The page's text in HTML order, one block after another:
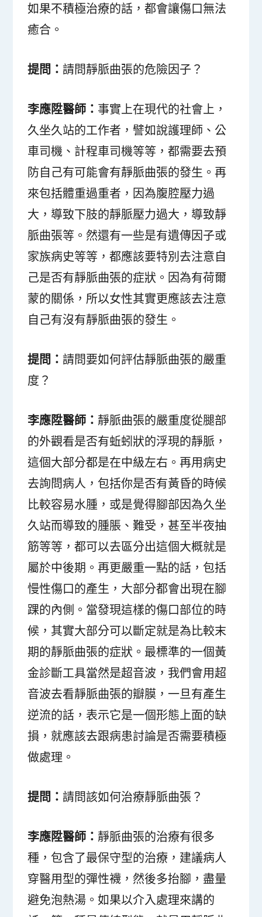
如果不積極治療的話，都會讓傷口無法
癒合。
提問：請問靜脈曲張的危險因子？
李應陞醫師： 事實上在現代的社會上，
久坐久站的工作者，譬如說護理師、公
車司機、計程車司機等等，都需要去預
防自己有可能會有靜脈曲張的發生。再
來包括體重過重者，因為腹腔壓力過
大，導致下肢的靜脈壓力過大，導致靜
脈曲張等。然還有一些是有遺傳因子或
家族病史等等，都應該要特別去注意自
己是否有靜脈曲張的症狀。因為有荷爾
蒙的關係，所以女性其實更應該去注意
自己有沒有靜脈曲張的發生。
提問：請問要如何評估靜脈曲張的嚴重
度？
李應陞醫師： 靜脈曲張的嚴重度從腿部
的外觀看是否有蚯蚓狀的浮現的靜脈，
這個大部分都是在中級左右。再用病史
去詢問病人，包括你是否有黃昏的時候
比較容易水腫，或是覺得腳部因為久坐
久站而導致的腫脹、難受，甚至半夜抽
筋等等，都可以去區分出這個大概就是
屬於中後期。再更嚴重一點的話，包括
慢性傷口的產生，大部分都會出現在腳
踝的內側。當發現這樣的傷口部位的時
候，其實大部分可以斷定就是為比較末
期的靜脈曲張的症狀。最標準的一個黃
金診斷工具當然是超音波，我們會用超
音波去看靜脈曲張的瓣膜，一旦有產生
逆流的話，表示它是一個形態上面的缺
損，就應該去跟病患討論是否需要積極
做處理。
提問：請問該如何治療靜脈曲張？
李應陞醫師： 靜脈曲張的治療有很多
種，包含了最保守型的治療，建議病人
穿醫用型的彈性襪，然後多抬腳，盡量
避免泡熱湯。如果以介入處理來講的